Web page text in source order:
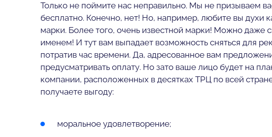
Только не поймите нас неправильно. Мы не призываем
бесплатно. Конечно, нет! Но, например, любите вы духи
марки. Более того, очень известной марки! Можно даже
именем! И тут вам выпадает возможность сняться для
потратив час времени. Да, адресованное вам
предусматривать оплату. Но зато ваше лицо будет на
компании, расположенных в десятках ТРЦ по всей
получаете выгоду:
моральное удовлетворение;